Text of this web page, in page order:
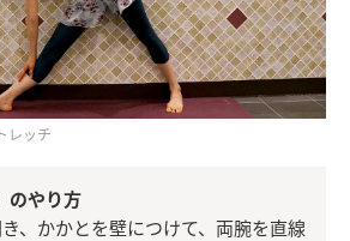
レッチ
のやり方
き、かかとを壁につけて、両腕を直線